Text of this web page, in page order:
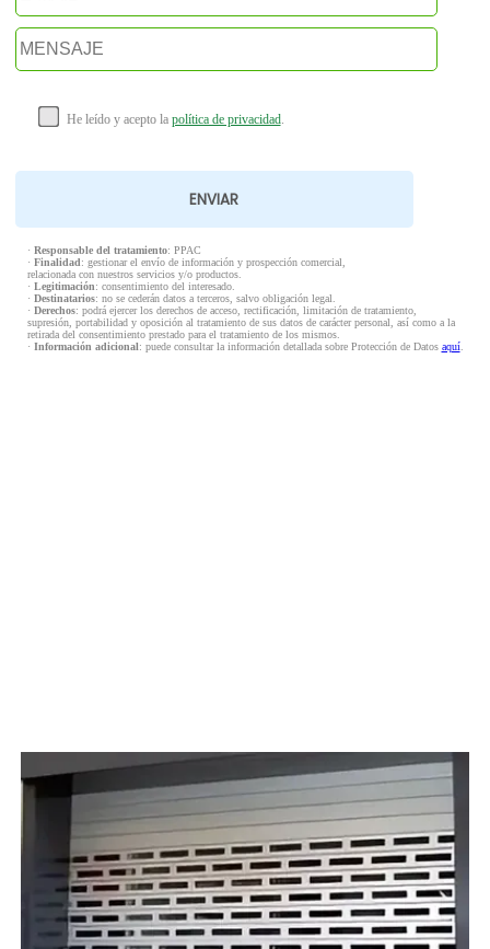
He leído y acepto la política de privacidad.
· Responsable del tratamiento: PPAC
· Finalidad: gestionar el envío de información y prospección comercial,
relacionada con nuestros servicios y/o productos.
· Legitimación: consentimiento del interesado.
· Destinatarios: no se cederán datos a terceros, salvo obligación legal.
· Derechos: podrá ejercer los derechos de acceso, rectificación, limitación de tratamiento,
supresión, portabilidad y oposición al tratamiento de sus datos de carácter personal, así como a la
retirada del consentimiento prestado para el tratamiento de los mismos.
· Información adicional: puede consultar la información detallada sobre Protección de Datos aquí.